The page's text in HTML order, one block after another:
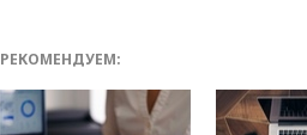
РЕКОМЕНДУЕМ: